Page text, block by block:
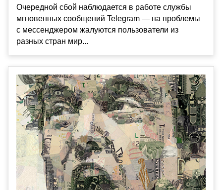
Очередной сбой наблюдается в работе службы
мгновенных сообщений Telegram — на проблемы
с мессенджером жалуются пользователи из
разных стран мир...